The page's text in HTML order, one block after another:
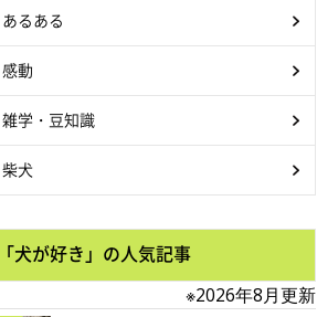
あるある
感動
雑学・豆知識
柴犬
「犬が好き」の人気記事
※2026年8月更新